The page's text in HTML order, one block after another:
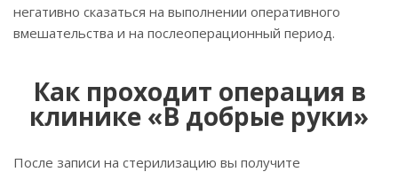
негативно сказаться на выполнении оперативного
вмешательства и на послеоперационный период.
Как проходит операция в
клинике «В добрые руки»
После записи на стерилизацию вы получите